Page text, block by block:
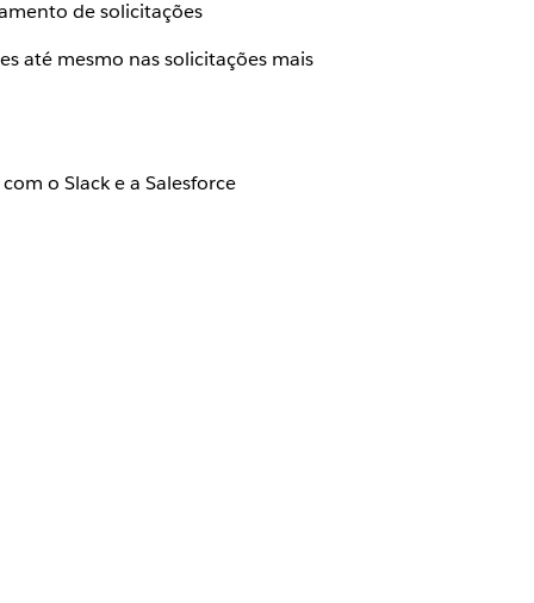
de solicitações
até mesmo nas solicitações mais
o Slack e a Salesforce